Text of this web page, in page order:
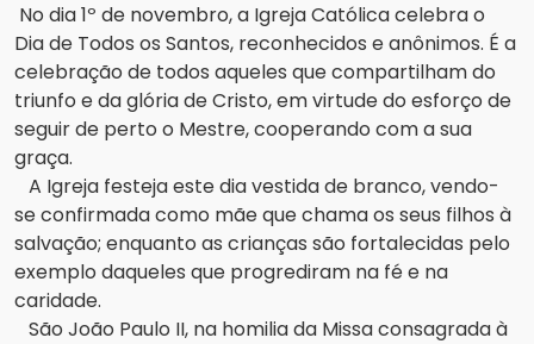
No dia 1º de novembro, a Igreja Católica celebra o
Dia de Todos os Santos, reconhecidos e anônimos. É a
celebração de todos aqueles que compartilham do
triunfo e da glória de Cristo, em virtude do esforço de
seguir de perto o Mestre, cooperando com a sua
graça.
A Igreja festeja este dia vestida de branco, vendo-
se confirmada como mãe que chama os seus filhos à
salvação; enquanto as crianças são fortalecidas pelo
exemplo daqueles que progrediram na fé e na
caridade.
São João Paulo II, na homilia da Missa consagrada à